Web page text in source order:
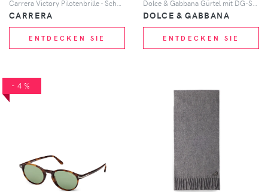
CARRERA
ENTDECKEN SIE
DOLCE & GABBANA
ENTDECKEN SIE
-4%